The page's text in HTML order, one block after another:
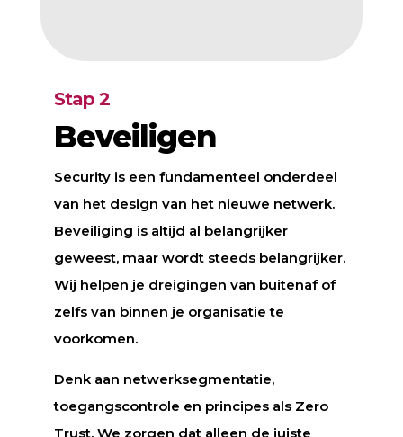
Stap 2
Beveiligen
Security is een fundamenteel onderdeel
van het design van het nieuwe netwerk.
Beveiliging is altijd al belangrijker
geweest, maar wordt steeds belangrijker.
Wij helpen je dreigingen van buitenaf of
zelfs van binnen je organisatie te
voorkomen.
Denk aan netwerksegmentatie,
toegangscontrole en principes als Zero
Trust. We zorgen dat alleen de juiste